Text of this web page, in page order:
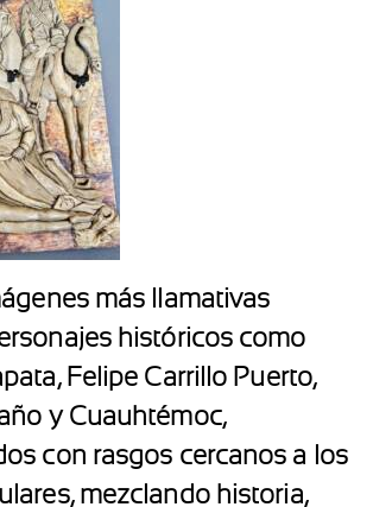
más llamativas
históricos como
, Felipe Carrillo Puerto,
y Cuauhtémoc,
con rasgos cercanos a los
mezclando historia,